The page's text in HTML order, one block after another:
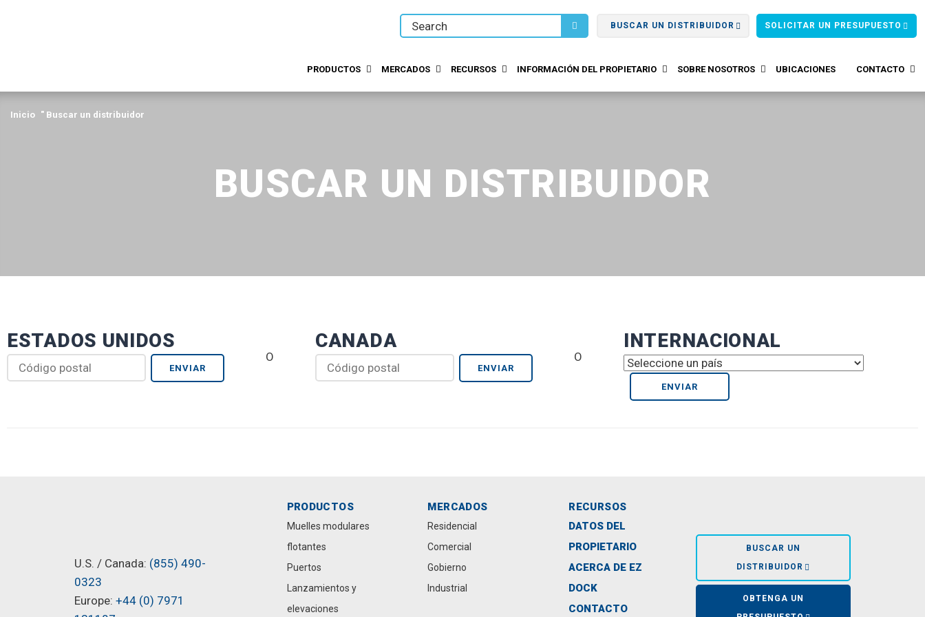
BUSCAR UN DISTRIBUIDOR SOLICITAR UN PRESUPUESTO
PRODUCTOS MERCADOS RECURSOS INFORMACIÓN DEL PROPIETARIO SOBRE NOSOTROS UBICACIONES CONTACTO
Inicio " Buscar un distribuidor
BUSCAR UN DISTRIBUIDOR
ESTADOS UNIDOS
O
CANADA
O
INTERNACIONAL
U.S. / Canada: (855) 490-
0323
Europe: +44 (0) 7971
PRODUCTOS
Muelles modulares
flotantes
Puertos
Lanzamientos y
elevaciones
MERCADOS
Residencial
Comercial
Gobierno
Industrial
RECURSOS
DATOS DEL
PROPIETARIO
ACERCA DE EZ
DOCK
CONTACTO
BUSCAR UN
DISTRIBUIDOR
OBTENGA UN